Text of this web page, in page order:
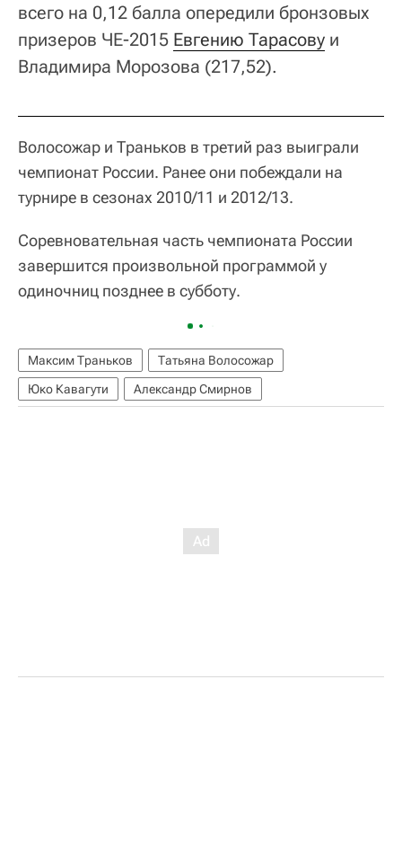
всего на 0,12 балла опередили бронзовых
призеров ЧЕ-2015 Евгению Тарасову и
Владимира Морозова (217,52).
Волосожар и Траньков в третий раз выиграли
чемпионат России. Ранее они побеждали на
турнире в сезонах 2010/11 и 2012/13.
Соревновательная часть чемпионата России
завершится произвольной программой у
одиночниц позднее в субботу.
Максим Траньков
Татьяна Волосожар
Юко Кавагути
Александр Смирнов